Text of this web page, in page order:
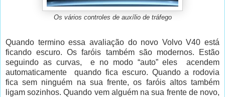
Os vários controles de auxílio de tráfego
Quando termino essa avaliação do novo Volvo V40 está
ficando escuro. Os faróis também são modernos. Estão
seguindo as curvas, e no modo “auto” eles acendem
automaticamente quando fica escuro. Quando a rodovia
fica sem ninguém na sua frente, os faróis altos também
ligam sozinhos. Quando vem alguém na sua frente de novo,